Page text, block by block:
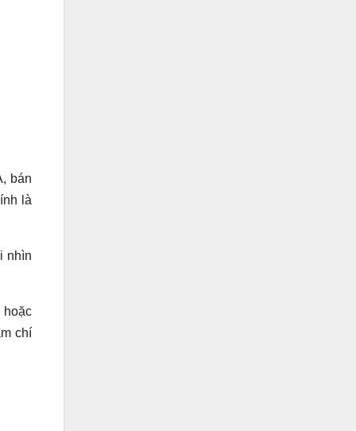
bán
là
nhìn
hoặc
chí